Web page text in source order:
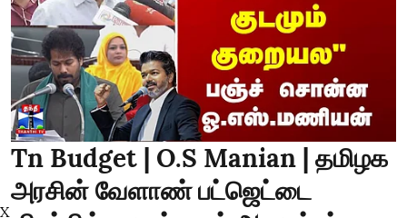
Tn Budget | O.S Manian | தமிழக
அரசின் வேளாண் பட்ஜெட்டை
X